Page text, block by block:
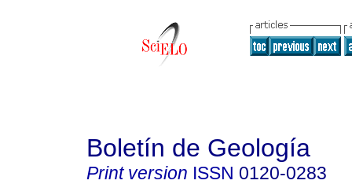
Boletín de Geología
Print version ISSN 0120-0283